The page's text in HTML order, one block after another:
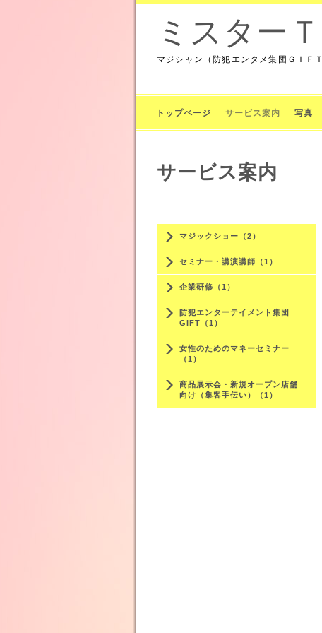
ミスター
マジシャン（防犯エンタメ集団ＧＩＦ
トップページ サービス案内 写真
マジックショー（2）
セミナー・講演講師（1）
企業研修（1）
防犯エンターテイメント集団
GIFT（1）
女性のためのマネーセミナー
（1）
商品展示会・新規オープン店舗
向け（集客手伝い）（1）
サービス案内